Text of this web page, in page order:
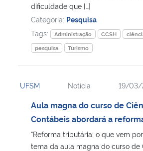
dificuldade que […]
Categoria: Pesquisa
Tags:
Administração CCSH
pesquisa
Turismo
UFSM Notícia 19/03/
Aula magna do curso de
Contábeis abordará a
“Reforma tributária: o que vem
tema da aula magna do curso de